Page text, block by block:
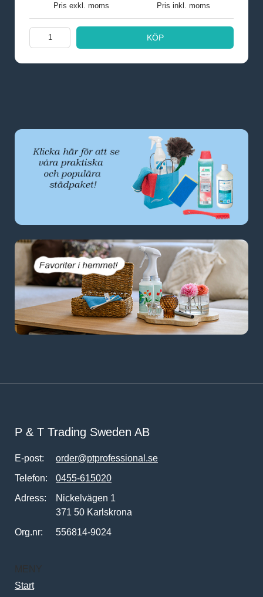
Pris exkl. moms
Pris inkl. moms
KÖP
P & T Trading Sweden AB
E-post:
order@ptprofessional.se
Telefon:
0455-615020
Adress:
Nickelvägen 1
371 50 Karlskrona
Org.nr:
556814-9024
MENY
Start